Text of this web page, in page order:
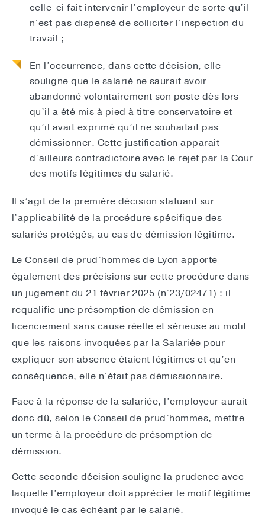
celle-ci fait intervenir l’employeur de sorte qu’il
n’est pas dispensé de solliciter l’inspection du
travail ;
En l’occurrence, dans cette décision, elle
souligne que le salarié ne saurait avoir
abandonné volontairement son poste dès lors
qu’il a été mis à pied à titre conservatoire et
qu’il avait exprimé qu’il ne souhaitait pas
démissionner. Cette justification apparait
d’ailleurs contradictoire avec le rejet par la Cour
des motifs légitimes du salarié.
Il s’agit de la première décision statuant sur
l’applicabilité de la procédure spécifique des
salariés protégés, au cas de démission légitime.
Le Conseil de prud’hommes de Lyon apporte
également des précisions sur cette procédure dans
un jugement du 21 février 2025 (n°23/02471) : il
requalifie une présomption de démission en
licenciement sans cause réelle et sérieuse au motif
que les raisons invoquées par la Salariée pour
expliquer son absence étaient légitimes et qu’en
conséquence, elle n’était pas démissionnaire.
Face à la réponse de la salariée, l’employeur aurait
donc dû, selon le Conseil de prud’hommes, mettre
un terme à la procédure de présomption de
démission.
Cette seconde décision souligne la prudence avec
laquelle l’employeur doit apprécier le motif légitime
invoqué le cas échéant par le salarié.